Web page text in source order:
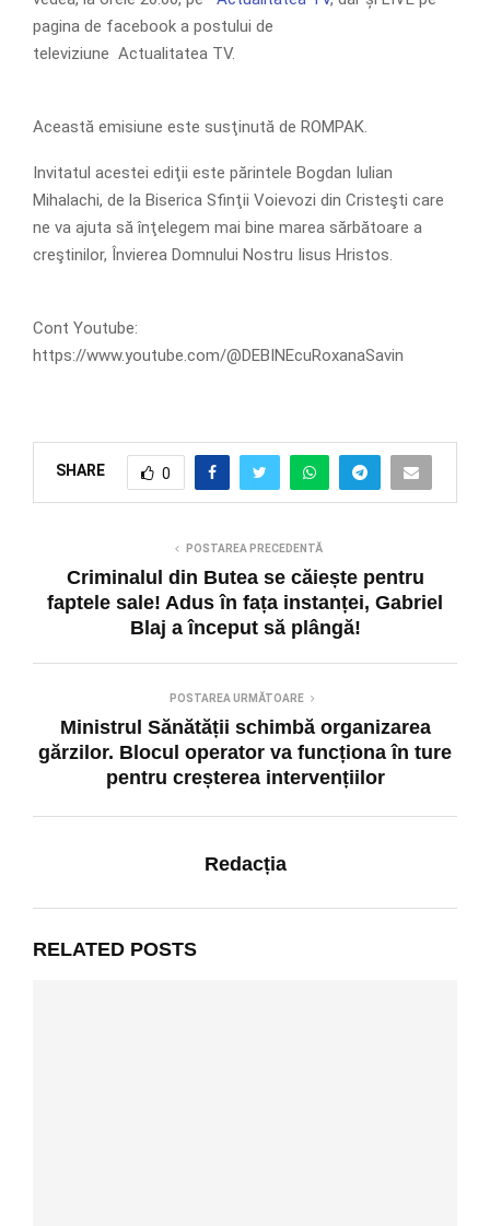
pagina de facebook a postului de
televiziune Actualitatea TV.
Această emisiune este susţinută de ROMPAK.
Invitatul acestei ediţii este părintele Bogdan Iulian
Mihalachi, de la Biserica Sfinţii Voievozi din Cristeşti care
ne va ajuta să înţelegem mai bine marea sărbătoare a
creştinilor, Învierea Domnului Nostru Iisus Hristos.
Cont Youtube:
https://www.youtube.com/@DEBINEcuRoxanaSavin
SHARE 0
POSTAREA PRECEDENTĂ
Criminalul din Butea se căiește pentru
faptele sale! Adus în fața instanței, Gabriel
Blaj a început să plângă!
POSTAREA URMĂTOARE
Ministrul Sănătății schimbă organizarea
gărzilor. Blocul operator va funcționa în ture
pentru creșterea intervențiilor
Redacția
RELATED POSTS